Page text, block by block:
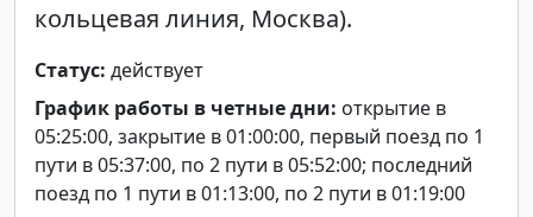
кольцевая линия, Москва).
Статус: действует
График работы в четные дни: открытие в
05:25:00, закрытие в 01:00:00, первый поезд по 1
пути в 05:37:00, по 2 пути в 05:52:00; последний
поезд по 1 пути в 01:13:00, по 2 пути в 01:19:00